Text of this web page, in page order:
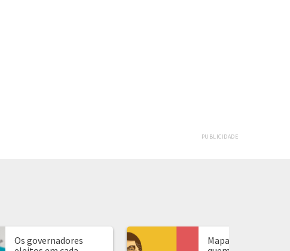
PUBLICIDADE
Os governadores
Mapa de presidente: